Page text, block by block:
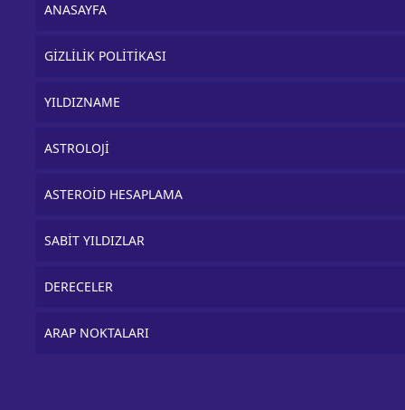
ANASAYFA
GİZLİLİK POLİTİKASI
YILDIZNAME
ASTROLOJİ
ASTEROİD HESAPLAMA
SABİT YILDIZLAR
DERECELER
ARAP NOKTALARI